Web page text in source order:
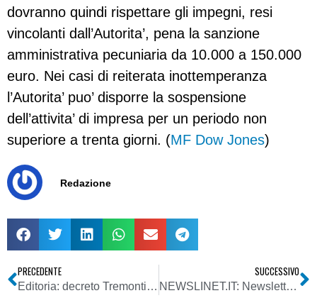
dovranno quindi rispettare gli impegni, resi
vincolanti dall’Autorita’, pena la sanzione
amministrativa pecuniaria da 10.000 a 150.000
euro. Nei casi di reiterata inottemperanza
l’Autorita’ puo’ disporre la sospensione
dell’attivita’ di impresa per un periodo non
superiore a trenta giorni. (MF Dow Jones)
Redazione
PRECEDENTE
Editoria: decreto Tremonti-Scajola, appello dei piccoli editori: ci stanno strangolando
SUCCESSIVO
NEWSLINET.IT: Newsletter n. 548 del 07/04/2010